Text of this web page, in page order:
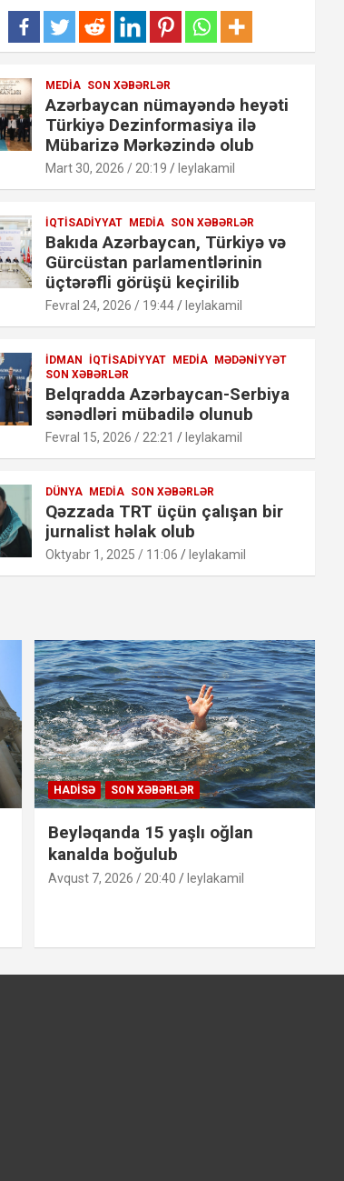
MEDIA SON XƏBƏRLƏR
Azərbaycan nümayəndə heyəti
Türkiyə Dezinformasiya ilə
Mübarizə Mərkəzində olub
Mart 30, 2026 / 20:19 leylakamil
İQTISADIYYAT MEDIA SON XƏBƏRLƏR
Bakıda Azərbaycan, Türkiyə və
Gürcüstan parlamentlərinin
üçtərəfli görüşü keçirilib
Fevral 24, 2026 / 19:44 leylakamil
İDMAN İQTISADIYYAT MEDIA MƏDƏNIYYƏT
SON XƏBƏRLƏR
Belqradda Azərbaycan-Serbiya
sənədləri mübadilə olunub
Fevral 15, 2026 / 22:21 leylakamil
DÜNYA MEDIA SON XƏBƏRLƏR
Qəzzada TRT üçün çalışan bir
jurnalist həlak olub
Oktyabr 1, 2025 / 11:06 leylakamil
HADISƏ SON XƏBƏRLƏR
Beyləqanda 15 yaşlı oğlan
kanalda boğulub
Avqust 7, 2026 / 20:40 leylakamil